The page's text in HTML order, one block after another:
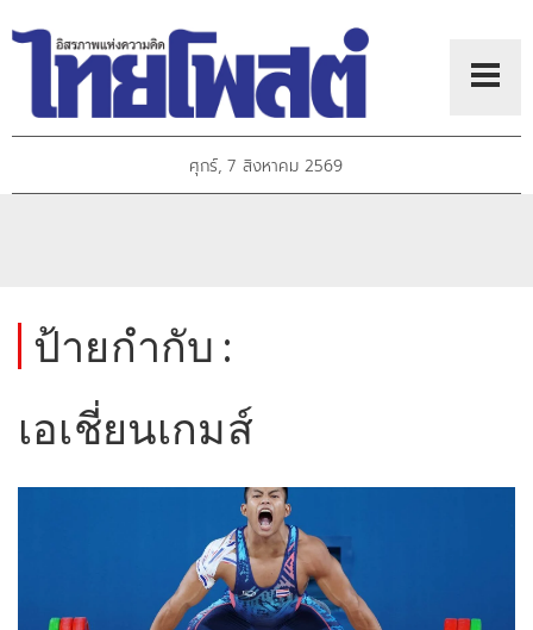
ศุกร์, 7 สิงหาคม 2569
ป้ายกำกับ :
เอเชี่ยนเกมส์